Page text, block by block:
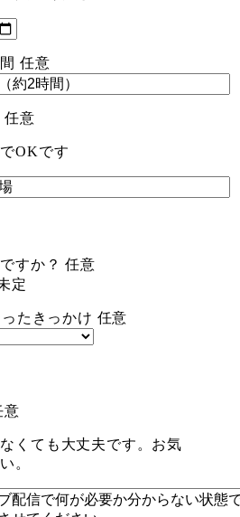
間任意
任意
OKです
すか？任意
定
たきっかけ 任意
意
くても大丈夫です。お気
。